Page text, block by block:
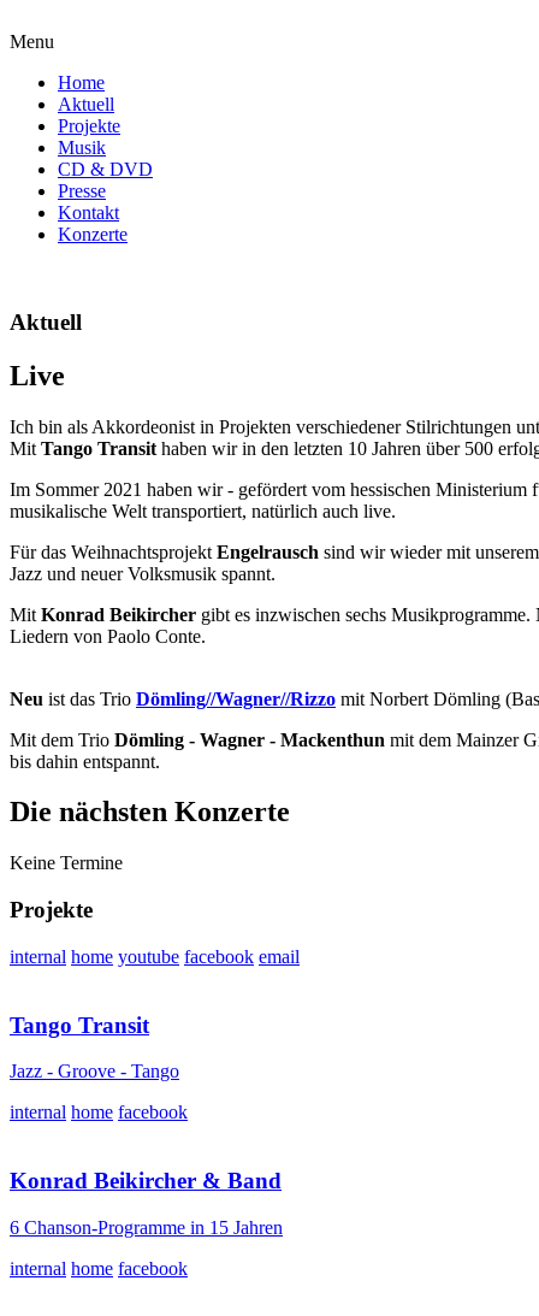
Menu
Home
Aktuell
Projekte
Musik
CD & DVD
Presse
Kontakt
Konzerte
Aktuell
Live
Ich bin als Akkordeonist in Projekten verschiedener Stilrichtungen
Mit Tango Transit haben wir in den letzten 10 Jahren über 500
Im Sommer 2021 haben wir - gefördert vom hessischen
musikalische Welt transportiert, natürlich auch live.
Für das Weihnachtsprojekt Engelrausch sind wir wieder mit
Jazz und neuer Volksmusik spannt.
Mit Konrad Beikircher gibt es inzwischen sechs
Liedern von Paolo Conte.
Neu ist das Trio Dömling//Wagner//Rizzo mit Norbert Dömling
Mit dem Trio Dömling - Wagner - Mackenthun mit dem Mainzer
bis dahin entspannt.
Die nächsten Konzerte
Keine Termine
Projekte
internal home youtube facebook email
Tango Transit
Jazz - Groove - Tango
internal home facebook
Konrad Beikircher & Band
6 Chanson-Programme in 15 Jahren
internal home facebook